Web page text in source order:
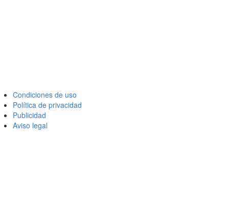
Condiciones de uso
Política de privacidad
Publicidad
Aviso legal